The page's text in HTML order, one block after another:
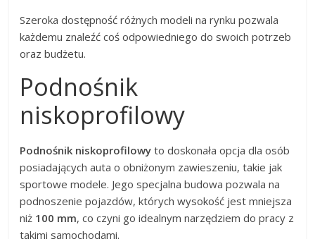
Szeroka dostępność różnych modeli na rynku pozwala
każdemu znaleźć coś odpowiedniego do swoich potrzeb
oraz budżetu.
Podnośnik
niskoprofilowy
Podnośnik niskoprofilowy to doskonała opcja dla osób
posiadających auta o obniżonym zawieszeniu, takie jak
sportowe modele. Jego specjalna budowa pozwala na
podnoszenie pojazdów, których wysokość jest mniejsza
niż 100 mm, co czyni go idealnym narzędziem do pracy z
takimi samochodami.